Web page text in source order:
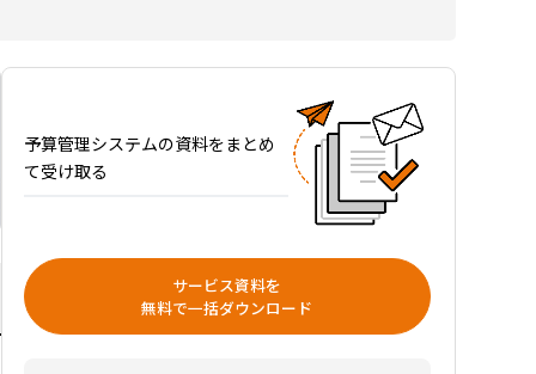
選を
比較
選び
方と
料
予算管理システムの資料をまとめ
て受け取る
サービス資料を
無料で一括ダウンロード